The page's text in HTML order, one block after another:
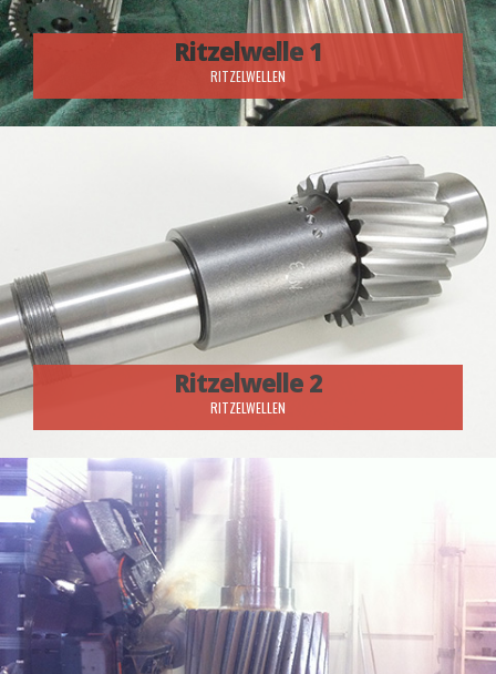
Ritzelwelle 1
RITZELWELLEN
Ritzelwelle 2
RITZELWELLEN